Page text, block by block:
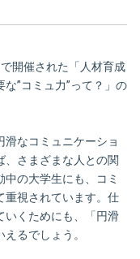
開催された「人材育成
”コミュ力”って？」の
なコミュニケーショ
、さまざまな人との関
の大学生にも、コミ
重視されています。仕
いくためにも、「円滑
るでしょう。